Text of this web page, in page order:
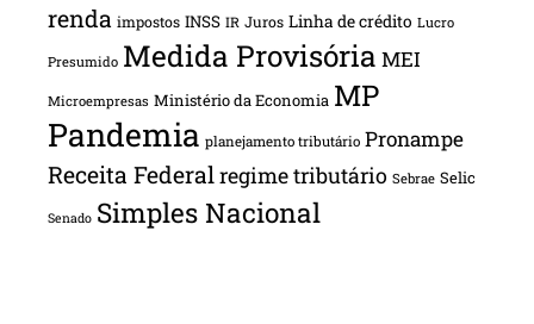
renda impostos INSS IR Juros Linha de crédito Lucro
Presumido Medida Provisória MEI
Microempresas Ministério da Economia MP
Pandemia planejamento tributário Pronampe
Receita Federalregime tributário Sebrae Selic
Senado Simples Nacional